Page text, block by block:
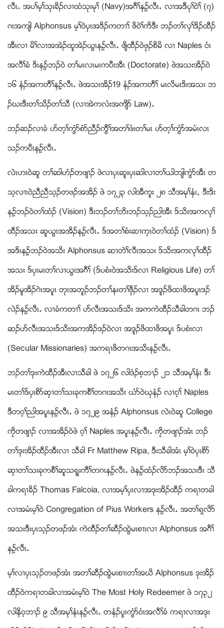
လီၚ’ အပႈမ့ႈသုးခိဥလ႕ထံသုးမုႈ (Navy)အဂီႈနဥ့လီၚ’ လ႕အဒီပုႈ၀ဲႈ (၇)
ဂၚအက်ါ Alphonsus မ့ႈ၀ဲပွၚအဒိဥကတ႕ႈ ဖိ၀ဲႈကိဒီး ဘဥတႈလုႈဒိဥထီဥ
အီၚလ႕ မိႈလ႕အအဲဥထူအဲဥဎြၚနဥ့လီၚ’ ဖ်ိထီဥ၀ဲဖေဥစိမိ လ႕ Naples ၀ံၚ
အလီႈခံ ဒိးနဥ့ဘဥ၀ဲ တႈမၚလၚမၚကပီၚအီၚ (Doctorate) ဖဲအသးအိဥ၀ဲ
၁၆ နံဥအကတီႈနဥ့လီၚ’ ဖဲအသးအိဥ19 နံဥအကတီႈ မၚလိမၚဒိးအသး ဘ
ဥဃးဒီးတႈသိဥတႈသီ (လ႕အဲကလံးအက်ိဏ Law)’
ဘဥဆဥလ႕ခံ ပဏတ့ႈကြံဏစံဏညီဥကြီႈအတႈဖံးတႈမၚ ပဏတ့ႈကြံဏအမံၚလၚ
သဥကပီၚနဥ့လီၚ’
လဲၚဟး၀ဲဆူ တႈဆါဟံဥတဖ်႕ဥ ဖဲလ႕ပွၚဆူးပွၚဆါလ႕တႈဎါဘ်ါကြံဏအီၚ တ
သ့လ႕ၚ၀ဲညီညီသ့ဥတဖဥအအိဥ ဖဲ ၁၇၂၃ လါအီကူး ၂၈ သီအမုႈနံၚယ ဒီးဒိး
နဥ့ဘဥ၀ဲတႈထံဥ (Vision) ဒီးဘဥတႈဘိးဘဥသ့ဥညါအီၚ ဒ္သိးအကလုႈ
ထီဥအသး ဆူဎြၚအအိဥနဥ့လီၚ’ ဒ္အတႈစံးဆ႕က့ၚ၀ဲတႈထံဥ (Vision) ဒ္
အဒိးနဥ့ဘဥ၀ဲအသိး Alphonsus ဆ႕တဲႈလီၚအသး ဒ္သိးအကလုႈထီဥ
အသး ဒ္ပွၚမၚတႈလ႕ဎြၚအဂီႈ (ဒ္ပစံး၀ဲအသိးဒ္လ႕ Religious Life) တႈ
အိဥမူအိဥဂဲၚအပူၚ တုၚအတူဥဘဥတႈနးတႈဖွီဥလ႕ အဒူဥဖိထ႕ဖိအပူၚဒဥ
လဲဥနဥ့လီၚ’ လ႕ခံကတ႕ႈ ပဏလီၚအသးဒ္သိး အကကဲထီဥသီခါတဂၚ ဘဥ
ဆဥပဏလီၚအသးဒ္သိးအကအိဥဒဥ၀ဲလ႕ အဒူဥဖိထ႕ဖိအပူၚ ဒ္ပစံးလ႕
(Secular Missionaries) အကရ႕ဖိတဂၚအသိးနဥ့လီၚ’
ဘဥတႈဒုးကဲထီဥအီၚလ႕သီခါ ဖဲ ၁၇၂၆ လါဒံဥစ့ဘ႕ဥ ၂၁ သီအမုႈနံၚ ဒီး
မၚတႈဒ္ပွၚစိဏဆွ႕တႈသးခုကစီႈတဂၚအသိး ဎံဏ၀ဲဃုနံဥ လ႕၀့ႈ Naples
ဒီတ၀့ႈညါအပူၚနဥ့လီၚ’ ဖဲ ၁၇၂၉ အနံဥ Alphonsus လဲၚ၀ဲဆူ College
ကေိတဖ်႕ဥ လ႕အအိဥ၀ဲဖဲ ၀့ႈ Naples အပူၚနဥ့လီၚ’ ကေိတဖ်႕ဥအံၚ ဘဥ
တႈဒုးအိဥထီဥအီၚလ႕ သီခါ Fr Matthew Ripa, ဒီးသီခါအံၚ မ့ႈ၀ဲပွၚစိဏ
ဆွ႕တႈသးခုကစီႈဆူသရူးကီႈတဂၚနဥ့လီၚ’ ဖဲနဥ့ထံဥလိဏဘဥအသးဒီး သီ
ခါကရ႕ခိဥ Thomas Falcoia, လ႕အမ့ႈပွၚလ႕အဒုးအိဥထီဥ ကရ႕တခါ
လ႕အမံၚမ့ႈ၀ဲ Congregation of Pius Workers နဥ့လီၚ’ အတႈရ့လိဏ
အသးဒီးပွၚသ့ဥတဖဥအံၚ ကဲထီဥတႈဆီဥထြဲမၚစ႕ၚလ႕ Alphonsus အဂီႈ
နဥ့လီၚ’
မ့ႈလ႕ပွၚသ့ဥတဖဥအံၚ အတႈဆီဥထြဲမၚစ႕ၚတႈအဃိ Alphonsus ဒုးအိဥ
ထီဥ၀ဲကရ႕တခါလ႕အမံၚမ့ႈ၀ဲ The Most Holy Redeemer ဖဲ ၁၇၃၂
လါနိ၀့ဘ႕ဥ ၉ သီအမုႈနံၚနဥ့လီၚ’ တနံဥပူၚကြံဏ၀ံၚအလီႈခံ ကရ႕လ႕အဒုး